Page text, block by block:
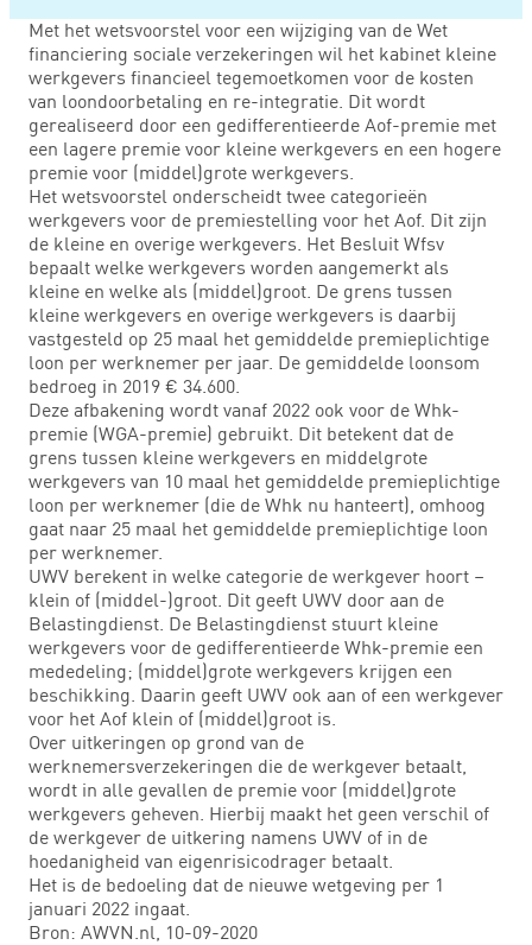
Met het wetsvoorstel voor een wijziging van de Wet
financiering sociale verzekeringen wil het kabinet kleine
werkgevers financieel tegemoetkomen voor de kosten
van loondoorbetaling en re-integratie. Dit wordt
gerealiseerd door een gedifferentieerde Aof-premie met
een lagere premie voor kleine werkgevers en een hogere
premie voor (middel)grote werkgevers.
Het wetsvoorstel onderscheidt twee categorieën
werkgevers voor de premiestelling voor het Aof. Dit zijn
de kleine en overige werkgevers. Het Besluit Wfsv
bepaalt welke werkgevers worden aangemerkt als
kleine en welke als (middel)groot. De grens tussen
kleine werkgevers en overige werkgevers is daarbij
vastgesteld op 25 maal het gemiddelde premieplichtige
loon per werknemer per jaar. De gemiddelde loonsom
bedroeg in 2019 € 34.600.
Deze afbakening wordt vanaf 2022 ook voor de Whk-
premie (WGA-premie) gebruikt. Dit betekent dat de
grens tussen kleine werkgevers en middelgrote
werkgevers van 10 maal het gemiddelde premieplichtige
loon per werknemer (die de Whk nu hanteert), omhoog
gaat naar 25 maal het gemiddelde premieplichtige loon
per werknemer.
UWV berekent in welke categorie de werkgever hoort –
klein of (middel-)groot. Dit geeft UWV door aan de
Belastingdienst. De Belastingdienst stuurt kleine
werkgevers voor de gedifferentieerde Whk-premie een
mededeling; (middel)grote werkgevers krijgen een
beschikking. Daarin geeft UWV ook aan of een werkgever
voor het Aof klein of (middel)groot is.
Over uitkeringen op grond van de
werknemersverzekeringen die de werkgever betaalt,
wordt in alle gevallen de premie voor (middel)grote
werkgevers geheven. Hierbij maakt het geen verschil of
de werkgever de uitkering namens UWV of in de
hoedanigheid van eigenrisicodrager betaalt.
Het is de bedoeling dat de nieuwe wetgeving per 1
januari 2022 ingaat.
Bron: AWVN.nl, 10-09-2020